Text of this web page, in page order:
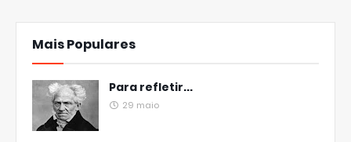
Mais Populares
Para refletir...
29 maio